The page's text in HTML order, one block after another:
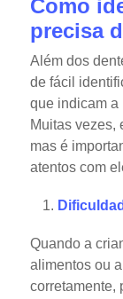
Como
precisa
Além dos
de fácil
que indicam a
Muitas vezes,
mas é
atentos com
Quando a
alimentos ou
corretamente,